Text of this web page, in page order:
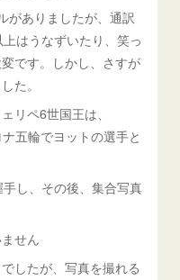
がありましたが、通訳
はうなずいたり、笑っ
です。しかし、さすが
た。
リペ6世国王は、
五輪でヨットの選手と
し、その後、集合写真
せん
したが、写真を撮れる